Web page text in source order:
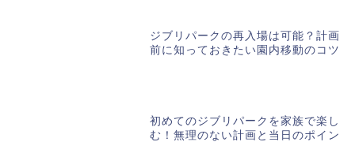
ジブリパークの再入場は可能？計画
前に知っておきたい園内移動のコツ
初めてのジブリパークを家族で楽し
む！無理のない計画と当日のポイン